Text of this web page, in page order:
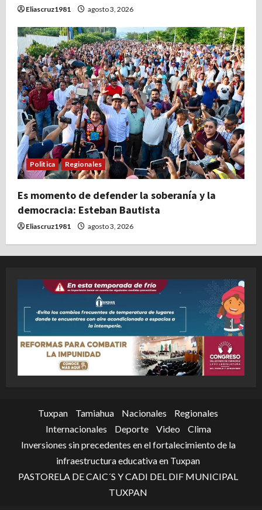
Eliascruz1981 agosto 3, 2026
Politica Regionales
Es momento de defender la soberanía y la
democracia: Esteban Bautista
Eliascruz1981 agosto 3, 2026
Tuxpan Tamiahua Nacionales
Regionales
Internacionales
Deporte Video
Clima
Inversiones sin precedentes en el fortalecimiento de la
infraestructura educativa en Tuxpan
PASTORELA DE CAIC´S Y CADI DEL DIF MUNICIPAL
TUXPAN